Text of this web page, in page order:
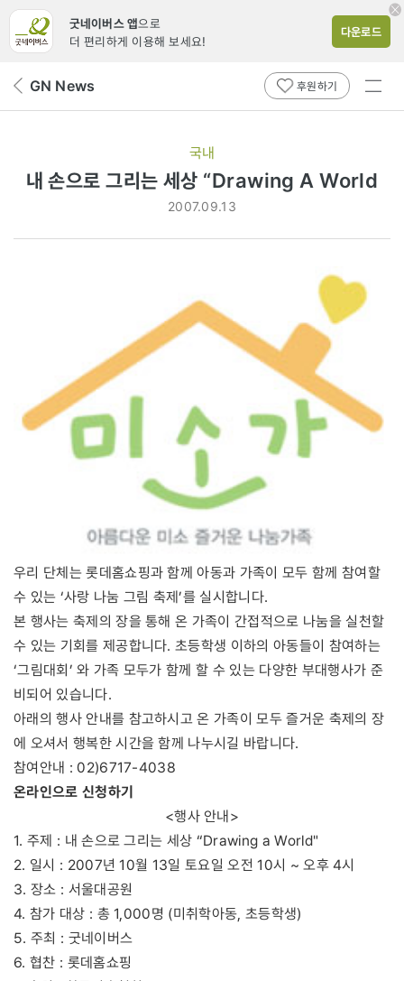
굿네이버스 앱으로
더 편리하게 이용해 보세요!
다운로드
뒤 GN News 후원하기
전체
국내
내 손으로 그리는 세상 “Drawing A World
2007.09.13
우리 단체는 롯데홈쇼핑과 함께 아동과 가족이 모두 함께 참여할
수 있는 ‘사랑 나눔 그림 축제’를 실시합니다.
본 행사는 축제의 장을 통해 온 가족이 간접적으로 나눔을 실천할
수 있는 기회를 제공합니다. 초등학생 이하의 아동들이 참여하는
‘그림대회’ 와 가족 모두가 함께 할 수 있는 다양한 부대행사가 준
비되어 있습니다.
아래의 행사 안내를 참고하시고 온 가족이 모두 즐거운 축제의 장
에 오셔서 행복한 시간을 함께 나누시길 바랍니다.
참여안내 : 02)6717-4038
온라인으로 신청하기
<행사 안내>
1. 주제 : 내 손으로 그리는 세상 “Drawing a World"
2. 일시 : 2007년 10월 13일 토요일 오전 10시 ~ 오후 4시
3. 장소 : 서울대공원
4. 참가 대상 : 총 1,000명 (미취학아동, 초등학생)
5. 주최 : 굿네이버스
6. 협찬 : 롯데홈쇼핑